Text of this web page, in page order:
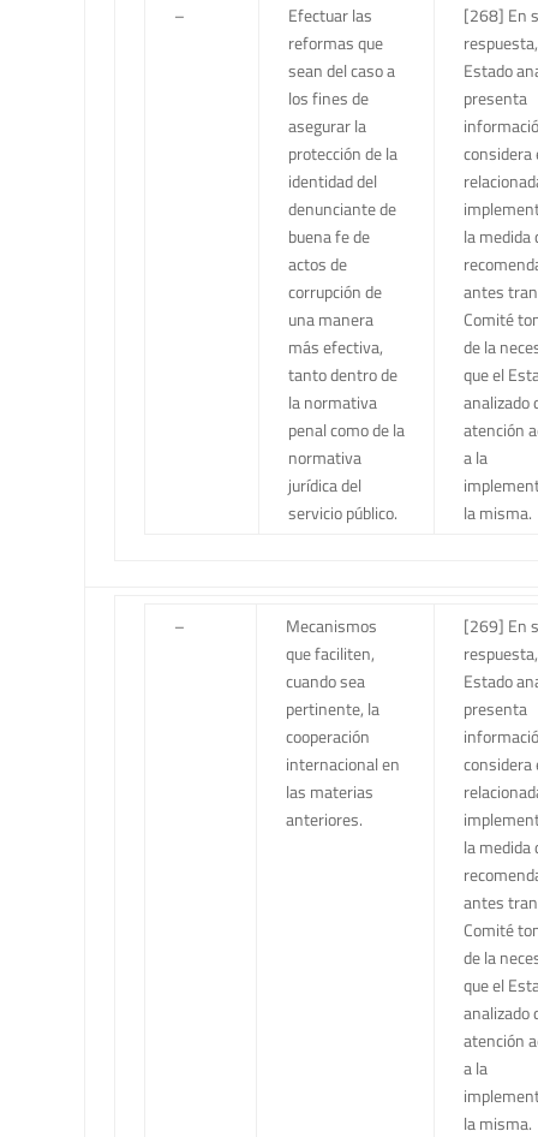
–
Efectuar las
reformas que
sean del caso a
los fines de
asegurar la
protección de la
identidad del
denunciante de
buena fe de
actos de
corrupción de
una manera
más efectiva,
tanto dentro de
la normativa
penal como de la
normativa
jurídica del
servicio público.
[268] En
Estado
presenta
considera
la medida
antes
Comité
de la
que el
analizado
atención
a la
la misma.
–
Mecanismos
que faciliten,
cuando sea
pertinente, la
cooperación
internacional en
las materias
anteriores.
[269] En
Estado
presenta
considera
la medida
antes
Comité
de la
que el
analizado
atención
a la
la misma.